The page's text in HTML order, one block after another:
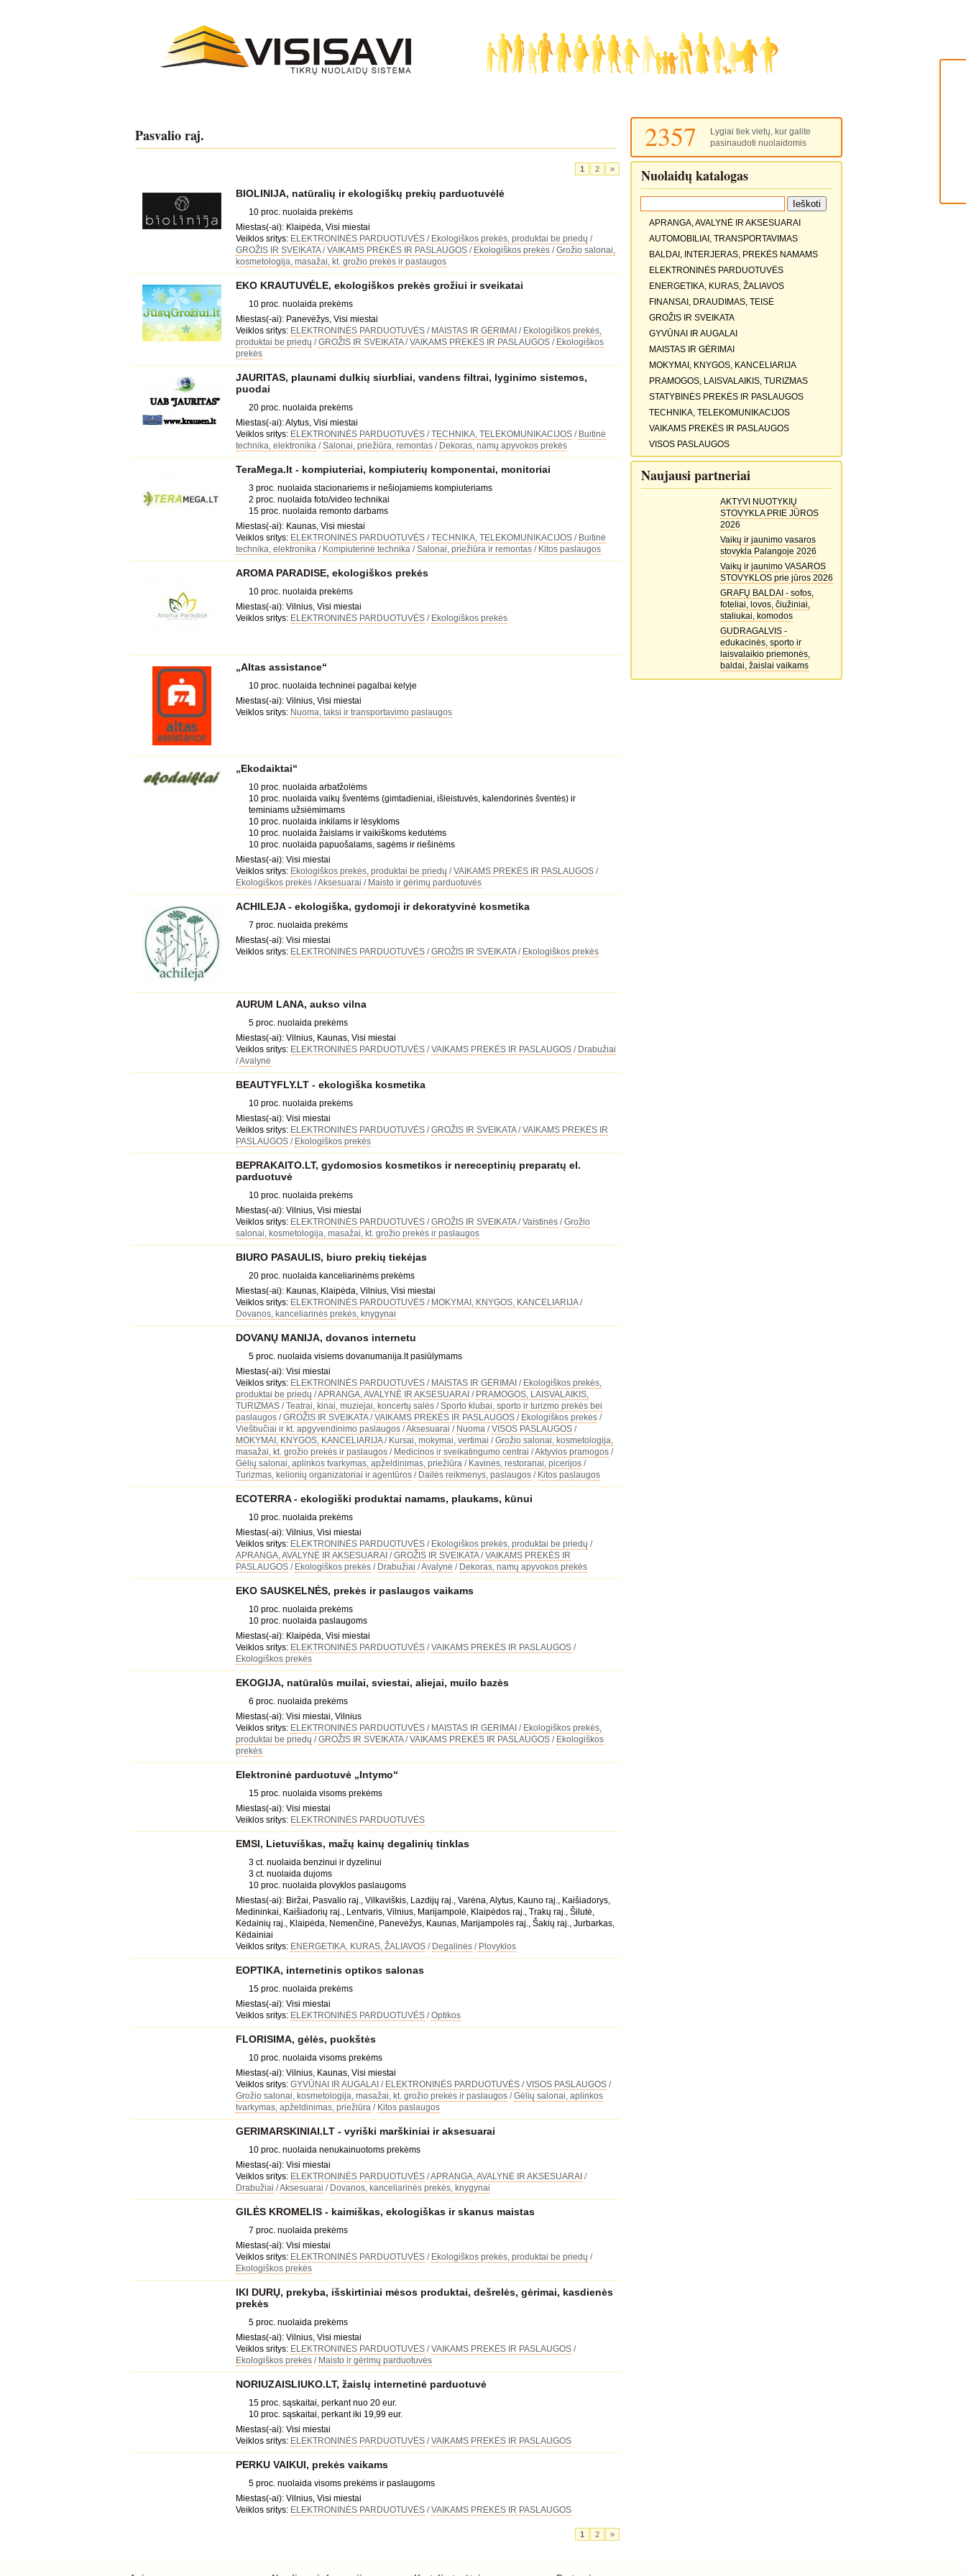
Pasvalio raj.
1 2 »
BIOLINIJA, natūralių ir ekologiškų prekių parduotuvėlė
10 proc. nuolaida prekėms
Miestas(-ai): Klaipėda, Visi miestai
Veiklos sritys: ELEKTRONINĖS PARDUOTUVĖS/ Ekologiškos prekės, produktai be priedų /
GROŽIS IR SVEIKATA/VAIKAMS PREKĖS IR PASLAUGOS/ Ekologiškos prekės/Grožio salonai,
kosmetologija, masažai, kt. grožio prekės ir paslaugos
EKO KRAUTUVĖLE, ekologiškos prekės grožiui ir sveikatai
10 proc. nuolaida prekėms
Miestas(-ai): Panevėžys, Visi miestai
Veiklos sritys: ELEKTRONINĖS PARDUOTUVĖS/ MAISTAS IR GĖRIMAI / Ekologiškos prekės,
produktai be priedų /GROŽIS IR SVEIKATA/VAIKAMS PREKĖS IR PASLAUGOS/ Ekologiškos
prekės
JAURITAS, plaunami dulkių siurbliai, vandens filtrai, lyginimo sistemos,
puodai
20 proc. nuolaida prekėms
Miestas(-ai): Alytus, Visi miestai
Veiklos sritys: ELEKTRONINĖS PARDUOTUVĖS/TECHNIKA, TELEKOMUNIKACIJOS/ Buitinė
technika, elektronika/Salonai, priežiūra, remontas/ Dekoras, namų apyvokos prekės
TeraMega.lt - kompiuteriai, kompiuterių komponentai, monitoriai
3 proc. nuolaida stacionariems ir nešiojamiems kompiuteriams
2 proc. nuolaida foto/video technikai
15 proc. nuolaida remonto darbams
Miestas(-ai): Kaunas, Visi miestai
Veiklos sritys: ELEKTRONINĖS PARDUOTUVĖS/TECHNIKA, TELEKOMUNIKACIJOS/ Buitinė
technika, elektronika/ Kompiuterinė technika/Salonai, priežiūra ir remontas/ Kitos paslaugos
AROMA PARADISE, ekologiškos prekės
10 proc. nuolaida prekėms
Miestas(-ai): Vilnius, Visi miestai
Veiklos sritys: ELEKTRONINĖS PARDUOTUVĖS/ Ekologiškos prekės
„Altas assistance“
10 proc. nuolaida techninei pagalbai kelyje
Miestas(-ai): Vilnius, Visi miestai
Veiklos sritys: Nuoma, taksi ir transportavimo paslaugos
„Ekodaiktai“
10 proc. nuolaida arbatžolėms
10 proc. nuolaida vaikų šventėms (gimtadieniai, išleistuvės, kalendorinės šventės) ir
teminiams užsiėmimams
10 proc. nuolaida inkilams ir lėsykloms
10 proc. nuolaida žaislams ir vaikiškoms kedutėms
10 proc. nuolaida papuošalams, sagėms ir riešinėms
Miestas(-ai): Visi miestai
Veiklos sritys: Ekologiškos prekės, produktai be priedų /VAIKAMS PREKĖS IR PASLAUGOS/
Ekologiškos prekės/Aksesuarai / Maisto ir gėrimų parduotuvės
ACHILEJA - ekologiška, gydomoji ir dekoratyvinė kosmetika
7 proc. nuolaida prekėms
Miestas(-ai): Visi miestai
Veiklos sritys: ELEKTRONINĖS PARDUOTUVĖS/GROŽIS IR SVEIKATA/ Ekologiškos prekės
AURUM LANA, aukso vilna
5 proc. nuolaida prekėms
Miestas(-ai): Vilnius, Kaunas, Visi miestai
Veiklos sritys: ELEKTRONINĖS PARDUOTUVĖS/VAIKAMS PREKĖS IR PASLAUGOS/ Drabužiai
/Avalynė
BEAUTYFLY.LT - ekologiška kosmetika
10 proc. nuolaida prekėms
Miestas(-ai): Visi miestai
Veiklos sritys: ELEKTRONINĖS PARDUOTUVĖS/GROŽIS IR SVEIKATA/VAIKAMS PREKĖS IR
PASLAUGOS/ Ekologiškos prekės
BEPRAKAITO.LT, gydomosios kosmetikos ir nereceptinių preparatų el.
parduotuvė
10 proc. nuolaida prekėms
Miestas(-ai): Vilnius, Visi miestai
Veiklos sritys: ELEKTRONINĖS PARDUOTUVĖS/GROŽIS IR SVEIKATA/Vaistinės/Grožio
salonai, kosmetologija, masažai, kt. grožio prekės ir paslaugos
BIURO PASAULIS, biuro prekių tiekėjas
20 proc. nuolaida kanceliarinėms prekėms
Miestas(-ai): Kaunas, Klaipėda, Vilnius, Visi miestai
Veiklos sritys: ELEKTRONINĖS PARDUOTUVĖS/ MOKYMAI, KNYGOS, KANCELIARIJA/
Dovanos, kanceliarinės prekės, knygynai
DOVANŲ MANIJA, dovanos internetu
5 proc. nuolaida visiems dovanumanija.lt pasiūlymams
Miestas(-ai): Visi miestai
Veiklos sritys: ELEKTRONINĖS PARDUOTUVĖS/ MAISTAS IR GĖRIMAI / Ekologiškos prekės,
produktai be priedų /APRANGA, AVALYNĖ IR AKSESUARAI / PRAMOGOS, LAISVALAIKIS,
TURIZMAS/Teatrai, kinai, muziejai, koncertų salės/Sporto klubai, sporto ir turizmo prekės bei
paslaugos/GROŽIS IR SVEIKATA/VAIKAMS PREKĖS IR PASLAUGOS/ Ekologiškos prekės/
Viešbučiai ir kt. apgyvendinimo paslaugos/Aksesuarai / Nuoma/VISOS PASLAUGOS/
MOKYMAI, KNYGOS, KANCELIARIJA/ Kursai, mokymai, vertimai /Grožio salonai, kosmetologija,
masažai, kt. grožio prekės ir paslaugos/ Medicinos ir sveikatingumo centrai /Aktyvios pramogos/
Gėlių salonai, aplinkos tvarkymas, apželdinimas, priežiūra/ Kavinės, restoranai, picerijos/
Turizmas, kelionių organizatoriai ir agentūros/ Dailės reikmenys, paslaugos/ Kitos paslaugos
ECOTERRA - ekologiški produktai namams, plaukams, kūnui
10 proc. nuolaida prekėms
Miestas(-ai): Vilnius, Visi miestai
Veiklos sritys: ELEKTRONINĖS PARDUOTUVĖS/ Ekologiškos prekės, produktai be priedų /
APRANGA, AVALYNĖ IR AKSESUARAI /GROŽIS IR SVEIKATA/VAIKAMS PREKĖS IR
PASLAUGOS/ Ekologiškos prekės/ Drabužiai /Avalynė / Dekoras, namų apyvokos prekės
EKO SAUSKELNĖS, prekės ir paslaugos vaikams
10 proc. nuolaida prekėms
10 proc. nuolaida paslaugoms
Miestas(-ai): Klaipėda, Visi miestai
Veiklos sritys: ELEKTRONINĖS PARDUOTUVĖS/VAIKAMS PREKĖS IR PASLAUGOS/
Ekologiškos prekės
EKOGIJA, natūralūs muilai, sviestai, aliejai, muilo bazės
6 proc. nuolaida prekėms
Miestas(-ai): Visi miestai, Vilnius
Veiklos sritys: ELEKTRONINĖS PARDUOTUVĖS/ MAISTAS IR GĖRIMAI / Ekologiškos prekės,
produktai be priedų /GROŽIS IR SVEIKATA/VAIKAMS PREKĖS IR PASLAUGOS/ Ekologiškos
prekės
Elektroninė parduotuvė „Intymo“
15 proc. nuolaida visoms prekėms
Miestas(-ai): Visi miestai
Veiklos sritys: ELEKTRONINĖS PARDUOTUVĖS
EMSI, Lietuviškas, mažų kainų degalinių tinklas
3 ct. nuolaida benzinui ir dyzelinui
3 ct. nuolaida dujoms
10 proc. nuolaida plovyklos paslaugoms
Miestas(-ai): Biržai, Pasvalio raj., Vilkaviškis, Lazdijų raj., Varėna, Alytus, Kauno raj., Kaišiadorys,
Medininkai, Kaišiadorių raj., Lentvaris, Vilnius, Marijampolė, Klaipėdos raj., Trakų raj., Šilutė,
Kėdainių raj., Klaipėda, Nemenčinė, Panevėžys, Kaunas, Marijampolės raj., Šakių raj., Jurbarkas,
Kėdainiai
Veiklos sritys: ENERGETIKA, KURAS, ŽALIAVOS/ Degalinės/ Plovyklos
EOPTIKA, internetinis optikos salonas
15 proc. nuolaida prekėms
Miestas(-ai): Visi miestai
Veiklos sritys: ELEKTRONINĖS PARDUOTUVĖS/Optikos
FLORISIMA, gėlės, puokštės
10 proc. nuolaida visoms prekėms
Miestas(-ai): Vilnius, Kaunas, Visi miestai
Veiklos sritys: GYVŪNAI IR AUGALAI / ELEKTRONINĖS PARDUOTUVĖS/VISOS PASLAUGOS/
Grožio salonai, kosmetologija, masažai, kt. grožio prekės ir paslaugos/Gėlių salonai, aplinkos
tvarkymas, apželdinimas, priežiūra/ Kitos paslaugos
GERIMARSKINIAI.LT - vyriški marškiniai ir aksesuarai
10 proc. nuolaida nenukainuotoms prekėms
Miestas(-ai): Visi miestai
Veiklos sritys: ELEKTRONINĖS PARDUOTUVĖS/APRANGA, AVALYNĖ IR AKSESUARAI /
Drabužiai /Aksesuarai / Dovanos, kanceliarinės prekės, knygynai
GILĖS KROMELIS - kaimiškas, ekologiškas ir skanus maistas
7 proc. nuolaida prekėms
Miestas(-ai): Visi miestai
Veiklos sritys: ELEKTRONINĖS PARDUOTUVĖS/ Ekologiškos prekės, produktai be priedų /
Ekologiškos prekės
IKI DURŲ, prekyba, išskirtiniai mėsos produktai, dešrelės, gėrimai, kasdienės
prekės
5 proc. nuolaida prekėms
Miestas(-ai): Vilnius, Visi miestai
Veiklos sritys: ELEKTRONINĖS PARDUOTUVĖS/VAIKAMS PREKĖS IR PASLAUGOS/
Ekologiškos prekės/ Maisto ir gėrimų parduotuvės
NORIUZAISLIUKO.LT, žaislų internetinė parduotuvė
15 proc. sąskaitai, perkant nuo 20 eur.
10 proc. sąskaitai, perkant iki 19,99 eur.
Miestas(-ai): Visi miestai
Veiklos sritys: ELEKTRONINĖS PARDUOTUVĖS/VAIKAMS PREKĖS IR PASLAUGOS
PERKU VAIKUI, prekės vaikams
5 proc. nuolaida visoms prekėms ir paslaugoms
Miestas(-ai): Vilnius, Visi miestai
Veiklos sritys: ELEKTRONINĖS PARDUOTUVĖS/VAIKAMS PREKĖS IR PASLAUGOS
1 2 »
2357
Lygiai tiek vietų, kur galite
pasinaudoti nuolaidomis
Nuolaidų katalogas
APRANGA, AVALYNĖ IR AKSESUARAI
AUTOMOBILIAI, TRANSPORTAVIMAS
BALDAI, INTERJERAS, PREKĖS NAMAMS
ELEKTRONINĖS PARDUOTUVĖS
ENERGETIKA, KURAS, ŽALIAVOS
FINANSAI, DRAUDIMAS, TEISĖ
GROŽIS IR SVEIKATA
GYVŪNAI IR AUGALAI
MAISTAS IR GĖRIMAI
MOKYMAI, KNYGOS, KANCELIARIJA
PRAMOGOS, LAISVALAIKIS, TURIZMAS
STATYBINĖS PREKĖS IR PASLAUGOS
TECHNIKA, TELEKOMUNIKACIJOS
VAIKAMS PREKĖS IR PASLAUGOS
VISOS PASLAUGOS
Naujausi partneriai
AKTYVI NUOTYKIŲ
STOVYKLA PRIE JŪROS
2026
Vaikų ir jaunimo vasaros
stovykla Palangoje 2026
Vaikų ir jaunimo VASAROS
STOVYKLOS prie jūros 2026
GRAFŲ BALDAI - sofos,
foteliai, lovos, čiužiniai,
staliukai, komodos
GUDRAGALVIS -
edukacinės, sporto ir
laisvalaikio priemonės,
baldai, žaislai vaikams